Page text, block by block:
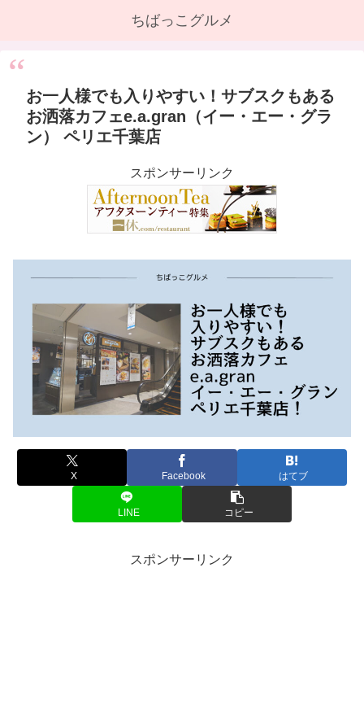
ちばっこグルメ
お一人様でも入りやすい！サブスクもある
お洒落カフェe.a.gran（イー・エー・グラ
ン） ペリエ千葉店
スポンサーリンク
X Facebook はてブ
LINE コピー
スポンサーリンク